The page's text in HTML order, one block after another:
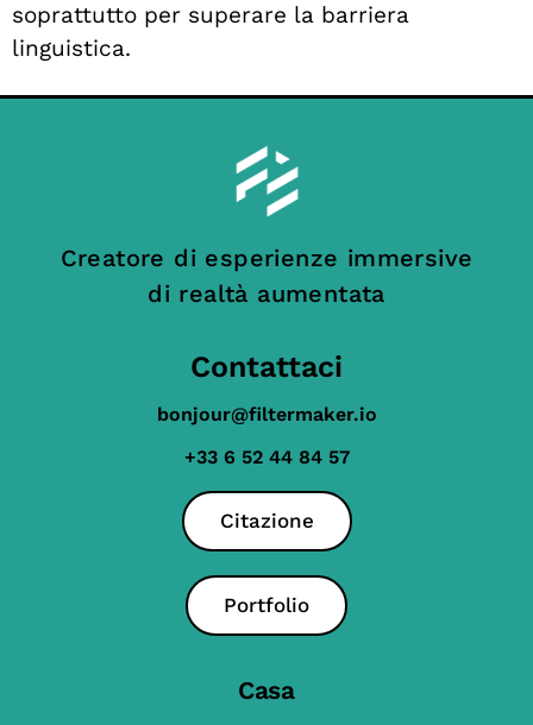
soprattutto per superare la barriera
linguistica.
Creatore di esperienze immersive
di realtà aumentata
Contattaci
bonjour@filtermaker.io
+33 6 52 44 84 57
Citazione
Portfolio
Casa